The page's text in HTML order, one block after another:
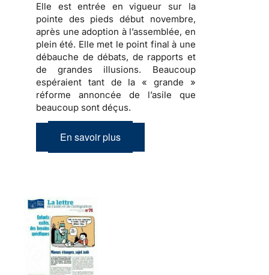
Elle est entrée en vigueur sur la
pointe des pieds début novembre,
après une adoption à l’assemblée, en
plein été. Elle met le point final à une
débauche de débats, de rapports et
de grandes illusions. Beaucoup
espéraient tant de la « grande »
réforme annoncée de l’asile que
beaucoup sont déçus.
En savoir plus